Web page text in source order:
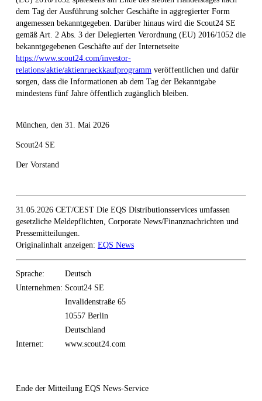
dem Tag der Ausführung solcher Geschäfte in aggregierter Form
angemessen bekanntgegeben. Darüber hinaus wird die Scout24 SE
gemäß Art. 2 Abs. 3 der Delegierten Verordnung (EU) 2016/1052 die
bekanntgegebenen Geschäfte auf der Internetseite
https://www.scout24.com/investor-
relations/aktie/aktienrueckkaufprogramm veröffentlichen und dafür
sorgen, dass die Informationen ab dem Tag der Bekanntgabe
mindestens fünf Jahre öffentlich zugänglich bleiben.
München, den 31. Mai 2026
Scout24 SE
Der Vorstand
31.05.2026 CET/CEST Die EQS Distributionsservices umfassen
gesetzliche Meldepflichten, Corporate News/Finanznachrichten und
Pressemitteilungen.
Originalinhalt anzeigen: EQS News
Sprache:
Deutsch
Unternehmen: Scout24 SE
Invalidenstraße 65
10557 Berlin
Deutschland
Internet:
www.scout24.com
Ende der Mitteilung EQS News-Service